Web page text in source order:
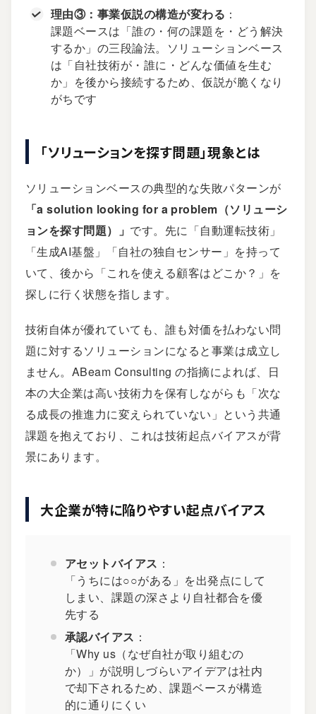
理由③：事業仮説の構造が変わる ：
課題ベースは「誰の・何の課題を・どう解決
するか」の三段論法。ソリューションベース
は「自社技術が・誰に・どんな価値を生む
か」を後から接続するため、仮説が脆くなり
がちです
「ソリューションを探す問題」現象とは
ソリューションベースの典型的な失敗パターンが
「a solution looking for a problem（ソリューシ
ョンを探す問題）」 です。先に「自動運転技術」
「生成AI基盤」「自社の独自センサー」を持って
いて、後から「これを使える顧客はどこか？」を
探しに行く状態を指します。
技術自体が優れていても、誰も対価を払わない問
題に対するソリューションになると事業は成立し
ません。 ABeam Consulting の指摘によれば、日
本の大企業は高い技術力を保有しながらも「次な
る成長の推進力に変えられていない」という共通
課題を抱えており、これは技術起点バイアスが背
景にあります。
大企業が特に陥りやすい起点バイアス
アセットバイアス ：
「うちには○○がある」を出発点にして
しまい、課題の深さより自社都合を優
先する
承認バイアス ：
「Why us（なぜ自社が取り組むの
か）」が説明しづらいアイデアは社内
で却下されるため、課題ベースが構造
的に通りにくい